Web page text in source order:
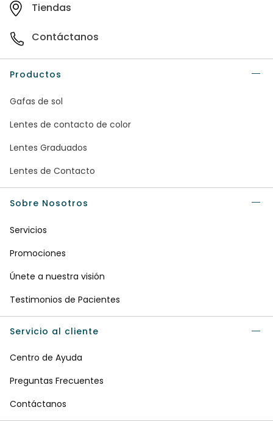
Tiendas
Contáctanos
Productos
Gafas de sol
Lentes de contacto de color
Lentes Graduados
Lentes de Contacto
Sobre Nosotros
Servicios
Promociones
Únete a nuestra visión
Testimonios de Pacientes
Servicio al cliente
Centro de Ayuda
Preguntas Frecuentes
Contáctanos